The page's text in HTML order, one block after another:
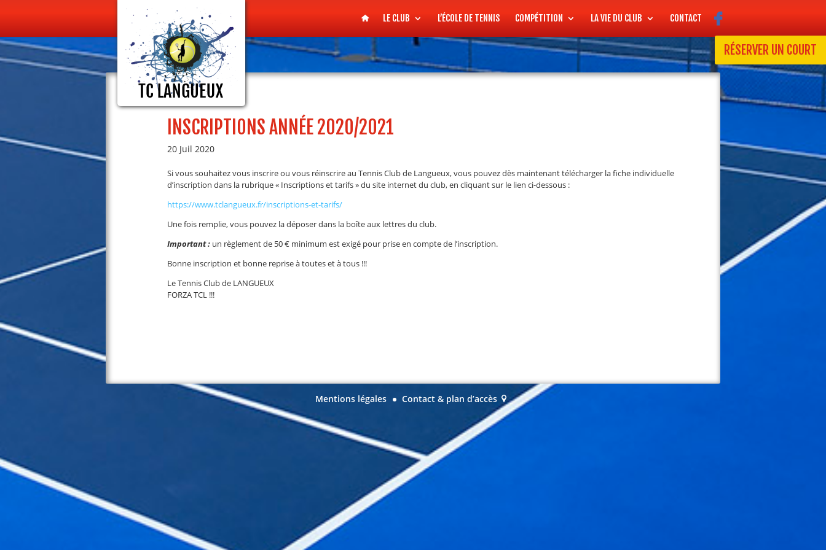
RÉSERVER UN COURT
LE CLUB L’ÉCOLE DE TENNIS COMPÉTITION LA VIE DU CLUB CONTACT
INSCRIPTIONS ANNÉE 2020/2021
20 Juil 2020
Si vous souhaitez vous inscrire ou vous réinscrire au Tennis Club de Langueux, vous pouvez dès maintenant télécharger la fiche individuelle
d’inscription dans la rubrique « Inscriptions et tarifs » du site internet du club, en cliquant sur le lien ci-dessous :
https://www.tclangueux.fr/inscriptions-et-tarifs/
Une fois remplie, vous pouvez la déposer dans la boîte aux lettres du club.
Important : un règlement de 50 € minimum est exigé pour prise en compte de l’inscription.
Bonne inscription et bonne reprise à toutes et à tous !!!
Le Tennis Club de LANGUEUX
FORZA TCL !!!
Mentions légales Contact & plan d’accès